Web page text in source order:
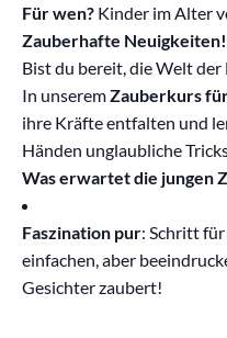
Für wen? Kinder im Alter
Zauberhafte Neuigkeiten!
Bist du bereit, die Welt der
In unseremZauberkurs
ihre Kräfte entfalten und
Händen unglaubliche
Was erwartet die jungen
Faszination pur: Schritt
einfachen, aber
Gesichter zaubert!